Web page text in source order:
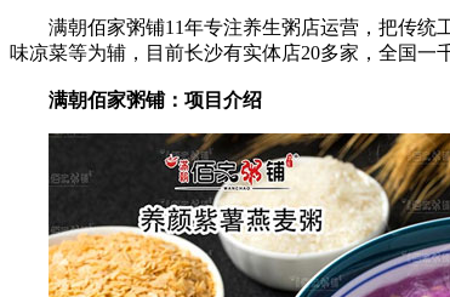
满朝佰家粥铺11年专注养生粥店运营，把传
味凉菜等为辅，目前长沙有实体店20多家，全国
满朝佰家粥铺：项目介绍